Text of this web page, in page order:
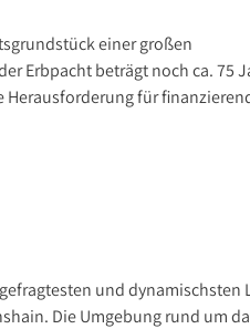
einer großen
Erbpacht beträgt noch ca. 75
für
und dynamischsten
Die Umgebung rund um